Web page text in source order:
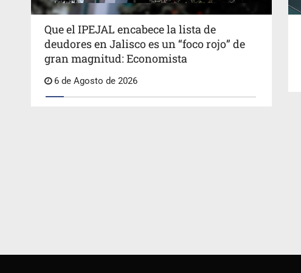
Que el IPEJAL encabece la lista de
deudores en Jalisco es un “foco rojo” de
gran magnitud: Economista
6 de Agosto de 2026